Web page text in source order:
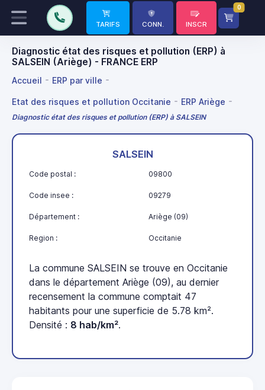
TARIFS CONN. INSCR
0
Diagnostic état des risques et pollution (ERP) à
SALSEIN (Ariège) - FRANCE ERP
Accueil ERP par ville
Etat des risques et pollution Occitanie ERP Ariège
Diagnostic état des risques et pollution (ERP) à SALSEIN
SALSEIN
Code postal : 09800
Code insee : 09279
Département : Ariège (09)
Region : Occitanie
La commune SALSEIN se trouve en Occitanie
dans le département Ariège (09), au dernier
recensement la commune comptait 47
habitants pour une superficie de 5.78 km².
Densité : 8 hab/km².